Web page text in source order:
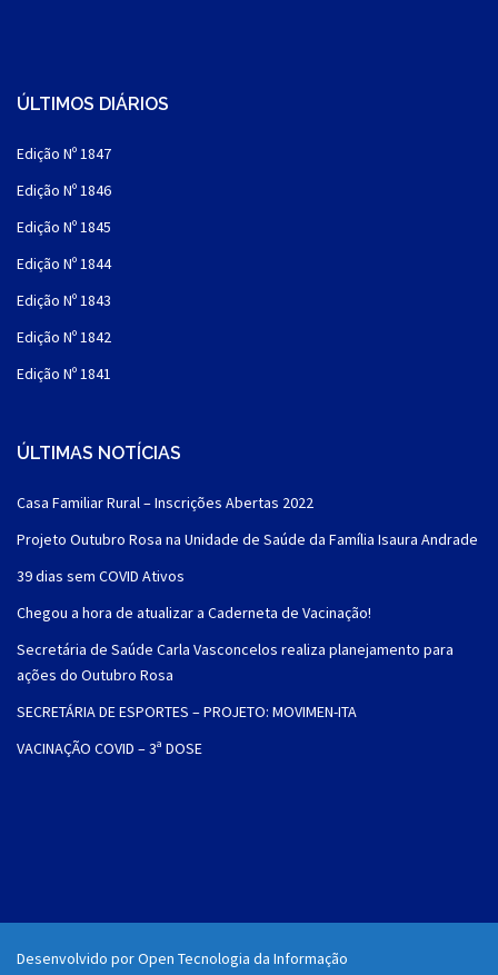
ÚLTIMOS DIÁRIOS
Edição Nº 1847
Edição Nº 1846
Edição Nº 1845
Edição Nº 1844
Edição Nº 1843
Edição Nº 1842
Edição Nº 1841
ÚLTIMAS NOTÍCIAS
Casa Familiar Rural – Inscrições Abertas 2022
Projeto Outubro Rosa na Unidade de Saúde da Família Isaura Andrade
39 dias sem COVID Ativos
Chegou a hora de atualizar a Caderneta de Vacinação!
Secretária de Saúde Carla Vasconcelos realiza planejamento para
ações do Outubro Rosa
SECRETÁRIA DE ESPORTES – PROJETO: MOVIMEN-ITA
VACINAÇÃO COVID – 3ª DOSE
Desenvolvido por Open Tecnologia da Informação